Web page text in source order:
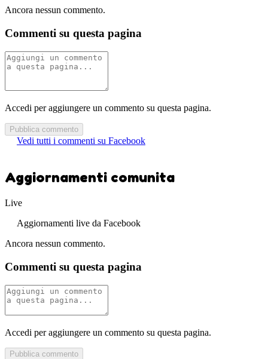
Ancora nessun commento.
Commenti su questa pagina
Accedi per aggiungere un commento su questa pagina.
Pubblica commento
Vedi tutti i commenti su Facebook
Aggiornamenti comunita
Live
Aggiornamenti live da Facebook
Ancora nessun commento.
Commenti su questa pagina
Accedi per aggiungere un commento su questa pagina.
Pubblica commento